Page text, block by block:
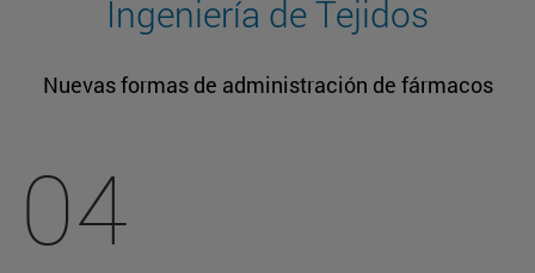
Ingeniería de Tejidos
Nuevas formas de administración de fármacos
04